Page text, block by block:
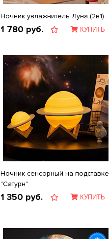
Ночник увлажнитель Луна (2в1)
1 780 руб. КУПИТЬ
Ночник сенсорный на подставке
"Сатурн"
1 350 руб. КУПИТЬ